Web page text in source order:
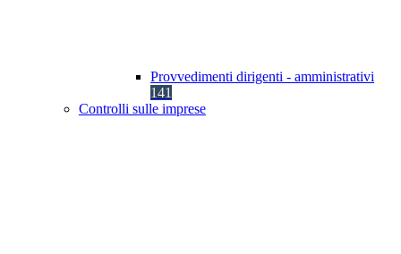
Provvedimenti dirigenti - amministrativi
141
Controlli sulle imprese